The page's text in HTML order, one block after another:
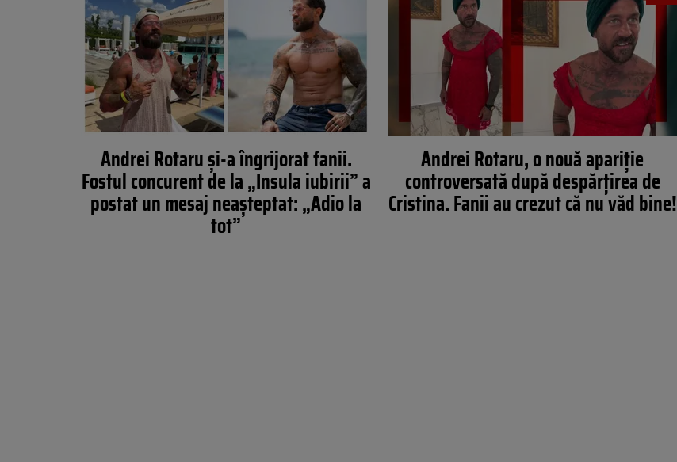
Andrei Rotaru și-a îngrijorat fanii.
Fostul concurent de la „Insula iubirii” a
postat un mesaj neașteptat: „Adio la
tot”
Andrei Rotaru, o nouă apariție
controversată după despărțirea de
Cristina. Fanii au crezut că nu văd bine!